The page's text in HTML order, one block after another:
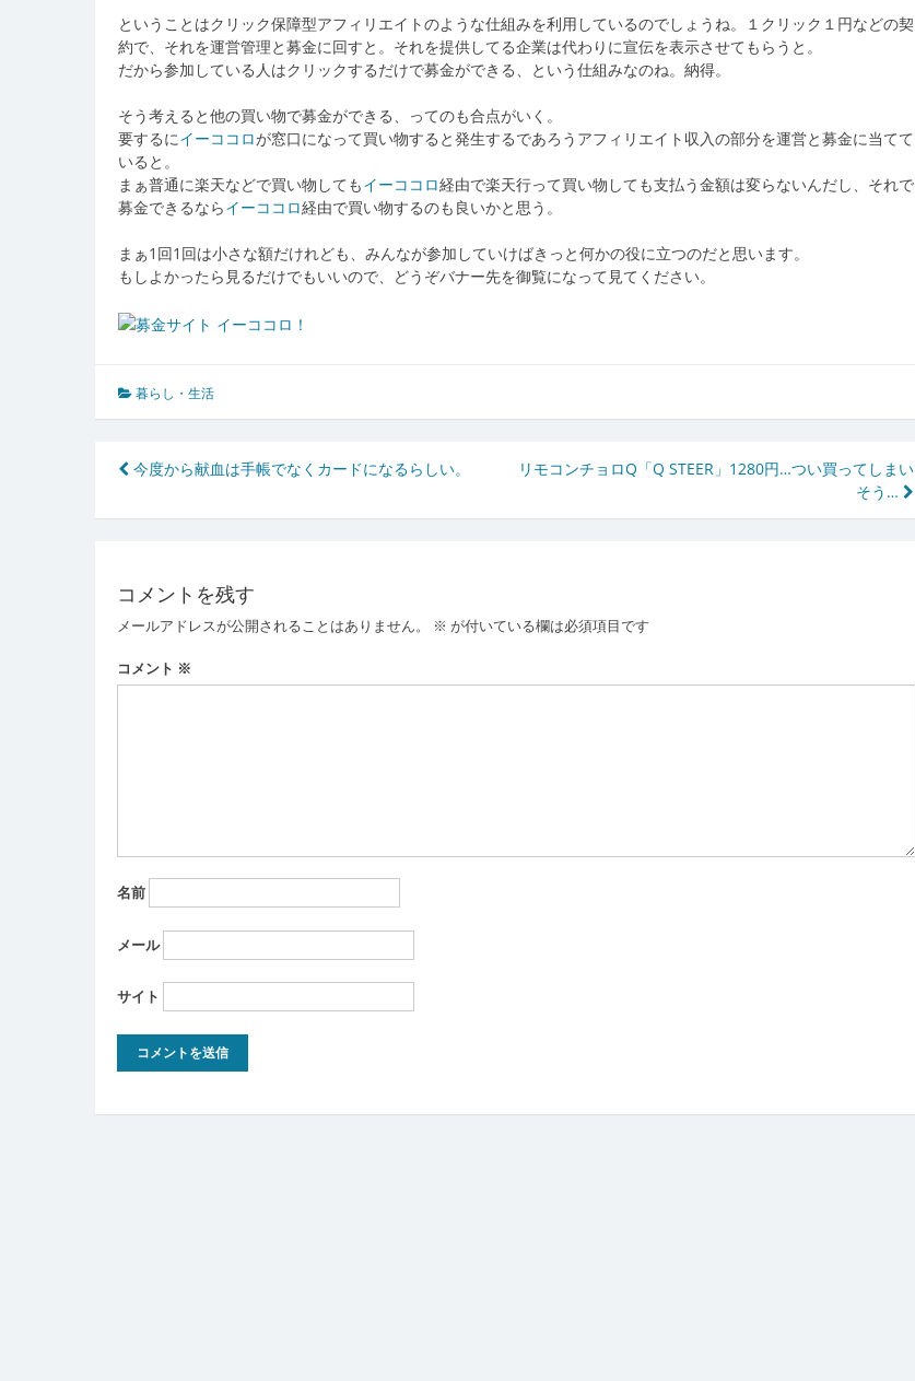
ということはクリック保障型アフィリエイトのような仕組みを利用しているのでしょうね。１クリック１円などの契
約で、それを運営管理と募金に回すと。それを提供してる企業は代わりに宣伝を表示させてもらうと。
だから参加している人はクリックするだけで募金ができる、という仕組みなのね。納得。
そう考えると他の買い物で募金ができる、ってのも合点がいく。
要するにイーココロが窓口になって買い物すると発生するであろうアフィリエイト収入の部分を運営と募金に当てて
いると。
まぁ普通に楽天などで買い物してもイーココロ経由で楽天行って買い物しても支払う金額は変らないんだし、それで
募金できるならイーココロ経由で買い物するのも良いかと思う。
まぁ1回1回は小さな額だけれども、みんなが参加していけばきっと何かの役に立つのだと思います。
もしよかったら見るだけでもいいので、どうぞバナー先を御覧になって見てください。
暮らし・生活
投
稿
ビ
ゲ
ー
シ
今度から献血は手帳でなくカードになるらしい。
リモコンチョロQ「Q STEER」1280円…つい買ってしまい
そう…
コメントを残す
メールアドレスが公開されることはありません。 ※ が付いている欄は必須項目です
コメント ※
名前
メール
サイト